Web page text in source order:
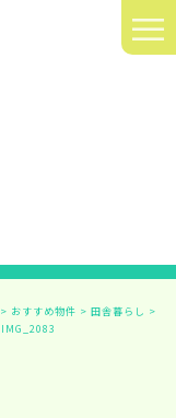
≡
> おすすめ物件 > 田舎暮らし >
IMG_2083